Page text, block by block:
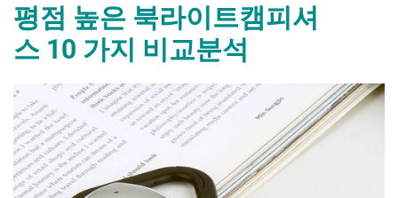
조
명
원
통
par30 10 가
지
비
교
분
석”
평점 높은 북라이트캠피셔
스 10 가지 비교분석
Posted
on
2024년 08월 27일
By
mrcoree
평
점
높
은
북
라
에 댓글 없음